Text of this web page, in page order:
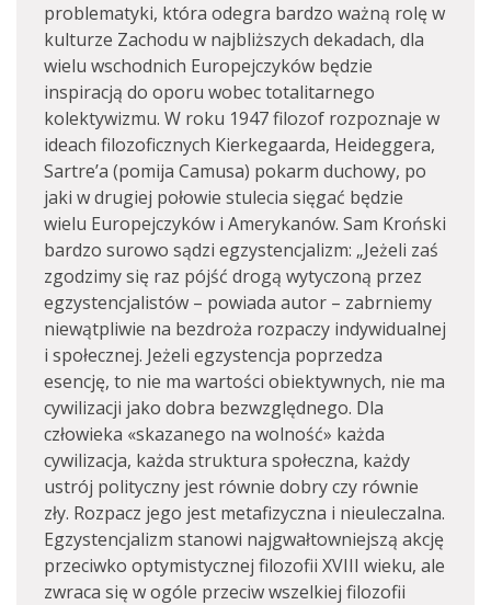
problematyki, która odegra bardzo ważną rolę w
kulturze Zachodu w najbliższych dekadach, dla
wielu wschodnich Europejczyków będzie
inspiracją do oporu wobec totalitarnego
kolektywizmu. W roku 1947 filozof rozpoznaje w
ideach filozoficznych Kierkegaarda, Heideggera,
Sartre’a (pomija Camusa) pokarm duchowy, po
jaki w drugiej połowie stulecia sięgać będzie
wielu Europejczyków i Amerykanów. Sam Kroński
bardzo surowo sądzi egzystencjalizm: „Jeżeli zaś
zgodzimy się raz pójść drogą wytyczoną przez
egzystencjalistów – powiada autor – zabrniemy
niewątpliwie na bezdroża rozpaczy indywidualnej
i społecznej. Jeżeli egzystencja poprzedza
esencję, to nie ma wartości obiektywnych, nie ma
cywilizacji jako dobra bezwzględnego. Dla
człowieka «skazanego na wolność» każda
cywilizacja, każda struktura społeczna, każdy
ustrój polityczny jest równie dobry czy równie
zły. Rozpacz jego jest metafizyczna i nieuleczalna.
Egzystencjalizm stanowi najgwałtowniejszą akcję
przeciwko optymistycznej filozofii XVIII wieku, ale
zwraca się w ogóle przeciw wszelkiej filozofii